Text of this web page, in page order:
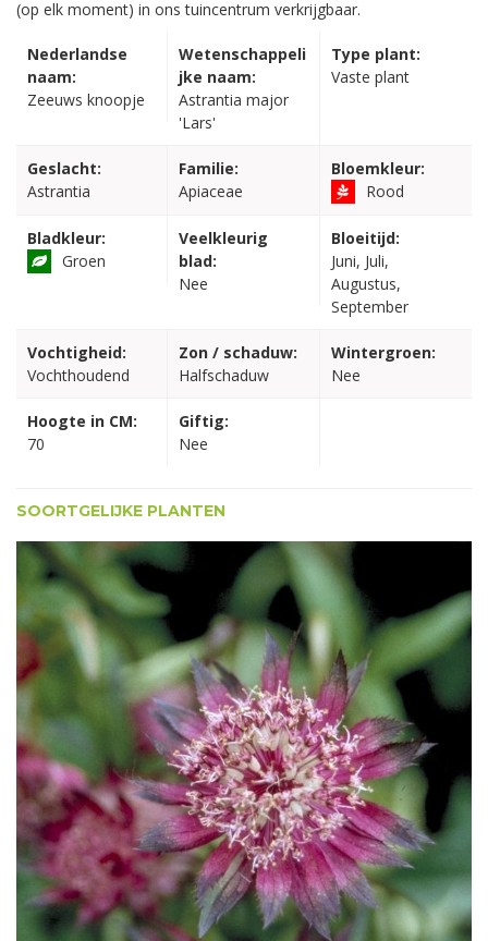
(op elk moment) in ons tuincentrum verkrijgbaar.
Nederlandse
naam:
Zeeuws knoopje
Wetenschappeli
jke naam:
Astrantia major
'Lars'
Type plant:
Vaste plant
Geslacht:
Astrantia
Familie:
Apiaceae
Bloemkleur:
Rood
Bladkleur:
Groen
Veelkleurig
blad:
Nee
Bloeitijd:
Juni, Juli,
Augustus,
September
Vochtigheid:
Vochthoudend
Zon / schaduw:
Halfschaduw
Wintergroen:
Nee
Hoogte in CM:
70
Giftig:
Nee
SOORTGELIJKE PLANTEN